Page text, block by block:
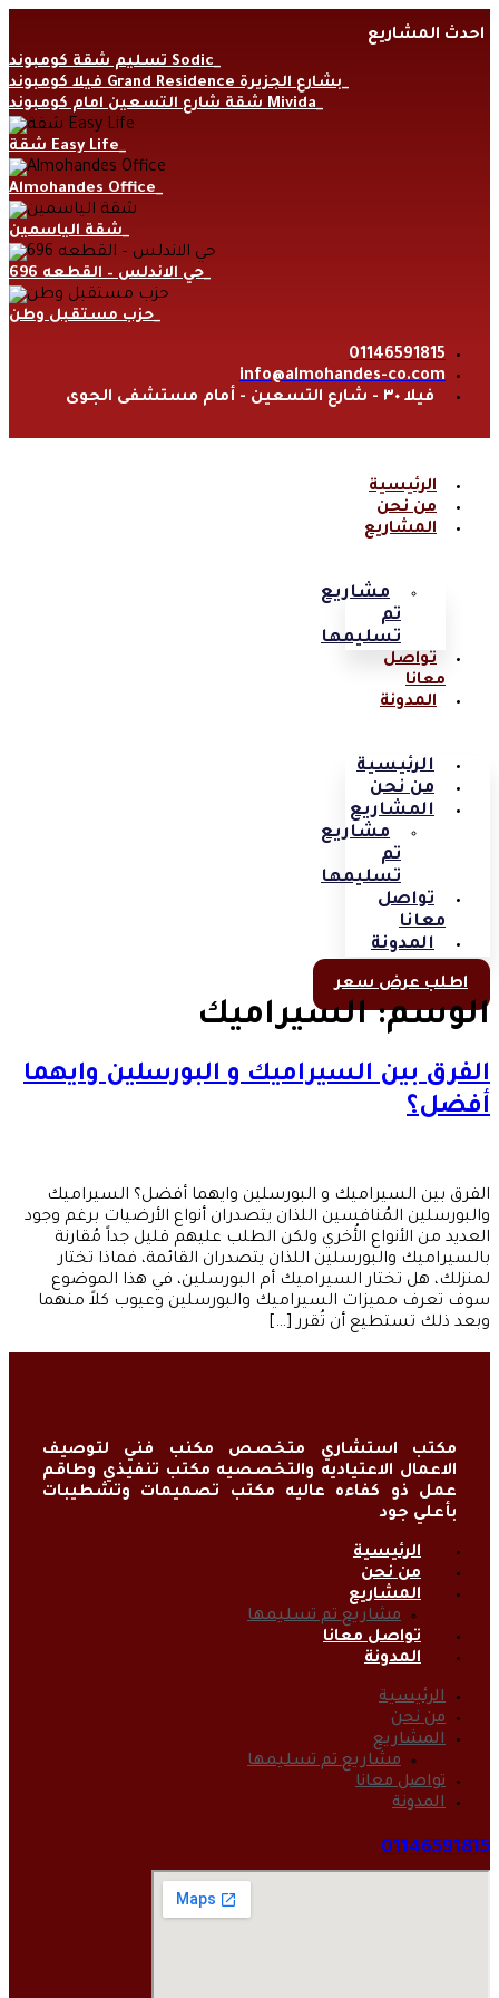
toاحدث المشاريع
تسليم شقة كومبوند Sodic
فيلا كومبوند Grand Residence بشارع الجزيرة
شقة شارع التسعين امام كومبوند Mivida
شقة Easy Life
Almohandes Office
شقة الياسمين
حي الاندلس – القطعه 696
حزب مستقبل وطن
01146591815
info@almohandes-co.com
فيلا ٣٠ - شارع التسعين - أمام مستشفى الجوى
الرئيسية
من نحن
المشاريع
مشاريع
تم
تسليمها
تواصل
معانا
المدونة
الرئيسية
من نحن
المشاريع
مشاريع
تم
تسليمها
تواصل
معانا
المدونة
اطلب عرض سعر
الوسم:السيراميك
الفرق بين السيراميك و البورسلين وايهما
أفضل؟
الفرق بين السيراميك و البورسلين وايهما أفضل؟ السيراميك
والبورسلين المُنافسين اللذان يتصدران أنواع الأرضيات برغم وجود
العديد من الأنواع الأُخري ولكن الطلب عليهم قليل جداً مُقارنة
بالسيراميك والبورسلين اللذان يتصدران القائمة، فماذا تختار
لمنزلك، هل تختار السيراميك أم البورسلين، في هذا الموضوع
سوف تعرف مميزات السيراميك والبورسلين وعيوب كلاً منهما
وبعد ذلك تستطيع أن تُقرر […]
مكتب استشاري متخصص مكنب فني لتوصيف
الاعمال الاعتياديه والتخصصيه مكتب تنفيذي وطاقم
عمل ذو كفاءه عاليه مكتب تصميمات وتشطيبات
بأعلي جود
الرئيسية
من نحن
المشاريع
مشاريع تم تسليمها
تواصل معانا
المدونة
الرئيسية
من نحن
المشاريع
مشاريع تم تسليمها
تواصل معانا
المدونة
01146591815